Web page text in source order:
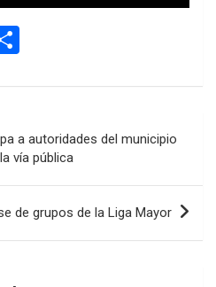
m
ar
tir
a autoridades del municipio
vía pública
de grupos de la Liga Mayor